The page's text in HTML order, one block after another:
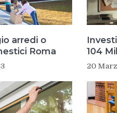
arredi o
Roma
104
20